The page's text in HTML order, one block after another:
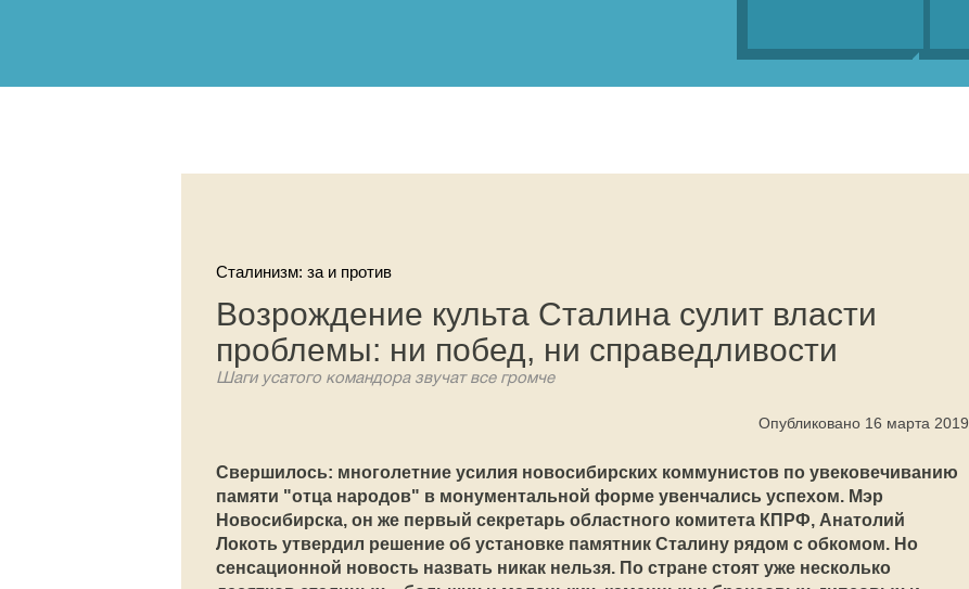
Сталинизм: за и против
Возрождение культа Сталина сулит власти
проблемы: ни побед, ни справедливости
Шаги усатого командора звучат все громче
Опубликовано 16 марта 2019
Свершилось: многолетние усилия новосибирских коммунистов по увековечиванию
памяти "отца народов" в монументальной форме увенчались успехом. Мэр
Новосибирска, он же первый секретарь областного комитета КПРФ, Анатолий
Локоть утвердил решение об установке памятник Сталину рядом с обкомом. Но
сенсационной новость назвать никак нельзя. По стране стоят уже несколько